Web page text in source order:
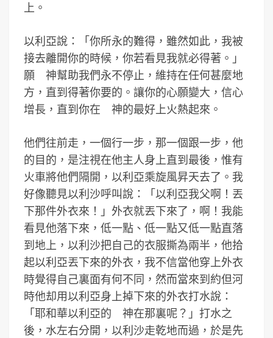
上。
以利亞說：「你所永的難得，雖然如此，我被
接去離開你的時候，你若看見我就必得著。」
願 神幫助我們永不停止，維持在任何甚麼地
方，直到得著你要的。讓你的心願變大，信心
增長，直到你在 神的最好上火熱起來。
他們往前走，一個行一步，那一個跟一步，他
的目的，是注視在他主人身上直到最後，惟有
火車將他們隔開，以利亞乘旋風昇天去了。我
好像聽見以利沙呼叫說：「以利亞我父啊！丟
下那件外衣來！」外衣就丟下來了，啊！我能
看見他落下來，低一點、低一點又低一點直落
到地上，以利沙把自己的衣服撕為兩半，他拾
起以利亞丟下來的外衣，我不信當他穿上外衣
時覺得自己裏面有何不同，然而當來到約但河
時他却用以利亞身上掉下來的外衣打水說：
「耶和華以利亞的 神在那裏呢？」打水之
後，水左右分開，以利沙走乾地而過，於是先